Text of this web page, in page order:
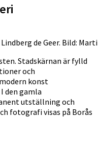
de Geer. Bild:
Stadskärnan är fylld
och
konst
den gamla
utställning och
fotografi visas på Borås